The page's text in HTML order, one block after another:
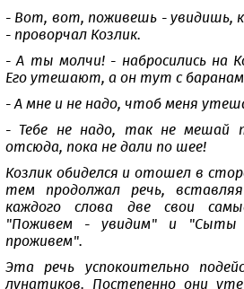
- Вот, вот, поживешь - увидишь,
- проворчал Козлик.
- А ты молчи! - набросились на
Его утешают, а он тут с
- А мне и не надо, чтоб меня
- Тебе не надо, так не мешай
отсюда, пока не дали по шее!
Козлик обиделся и отошел в
тем продолжал речь,
каждого слова две свои
"Поживем - увидим" и "Сыты
проживем".
Эта речь успокоительно
лунатиков. Постепенно они